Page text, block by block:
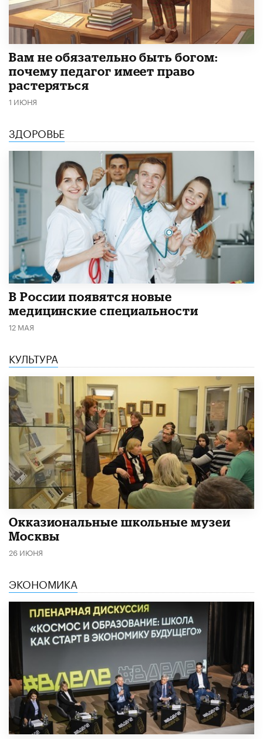
​Вам не обязательно быть богом:
почему педагог имеет право
растеряться
1 ИЮНЯ
ЗДОРОВЬЕ
В России появятся новые
медицинские специальности
12 МАЯ
КУЛЬТУРА
​Окказиональные школьные музеи
Москвы
26 ИЮНЯ
ЭКОНОМИКА